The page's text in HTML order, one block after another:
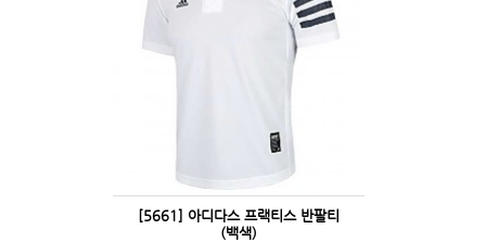
[5661] 아디다스 프랙티스 반팔티
(백색)